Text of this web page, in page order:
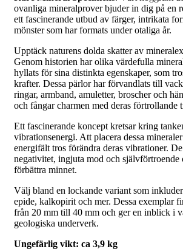
ovanliga mineralprover bjuder in dig på en
ett fascinerande utbud av färger, intrikata
mönster som har formats under otaliga år.
Upptäck naturens dolda skatter av
Genom historien har olika värdefulla
hyllats för sina distinkta egenskaper, som
krafter. Dessa pärlor har förvandlats till
ringar, armband, amuletter, broscher och
och fångar charmen med deras förtrollande
Ett fascinerande koncept kretsar kring
vibrationsenergi. Att placera dessa
energifält tros förändra deras vibrationer.
negativitet, ingjuta mod och självförtroende
förbättra minnet.
Välj bland en lockande variant som
epide, kalkopirit och mer. Dessa exemplar
från 20 mm till 40 mm och ger en inblick i
geologiska underverk.
Ungefärlig vikt: ca 3,9 kg